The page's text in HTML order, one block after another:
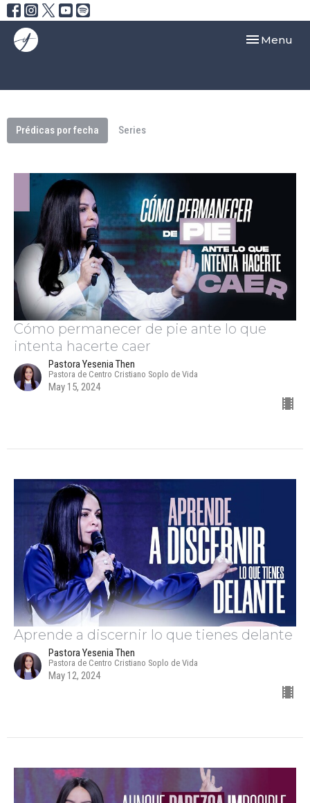
Toggle
Menu
Prédicas por fecha Series
Cómo permanecer de pie ante lo que
intenta hacerte caer
Pastora Yesenia Then
Pastora de Centro Cristiano Soplo de Vida
May 15, 2024
Aprende a discernir lo que tienes delante
Pastora Yesenia Then
Pastora de Centro Cristiano Soplo de Vida
May 12, 2024